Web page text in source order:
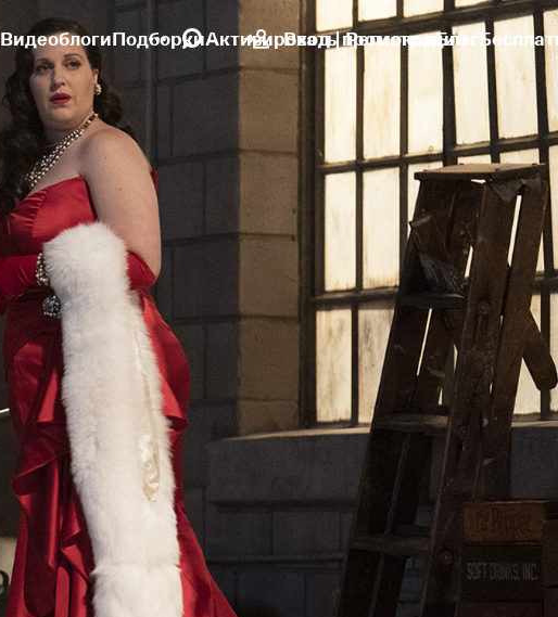
ВидеоблогиПодборкиАктивировать промокодБлог
Вход | Регистрация